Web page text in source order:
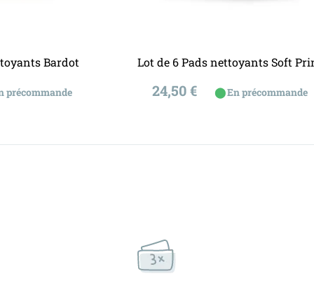
Bardot
précommande
Lot de 6 Pads nettoyants Soft
Prix
24,50 € ⬤En précommande